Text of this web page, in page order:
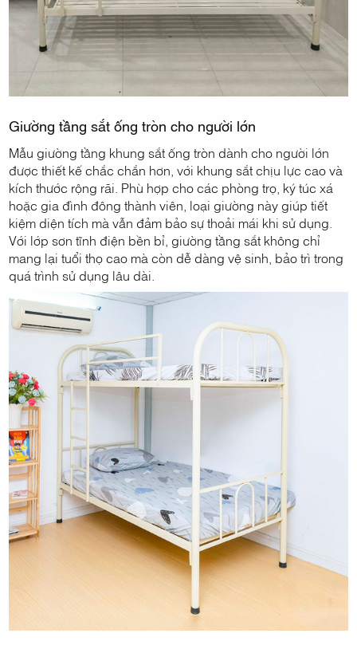
Giường tầng sắt ống tròn cho người lớn
Mẫu giường tầng khung sắt ống tròn dành cho người lớn
được thiết kế chắc chắn hơn, với khung sắt chịu lực cao và
kích thước rộng rãi. Phù hợp cho các phòng trọ, ký túc xá
hoặc gia đình đông thành viên, loại giường này giúp tiết
kiệm diện tích mà vẫn đảm bảo sự thoải mái khi sử dụng.
Với lớp sơn tĩnh điện bền bỉ, giường tầng sắt không chỉ
mang lại tuổi thọ cao mà còn dễ dàng vệ sinh, bảo trì trong
quá trình sử dụng lâu dài.